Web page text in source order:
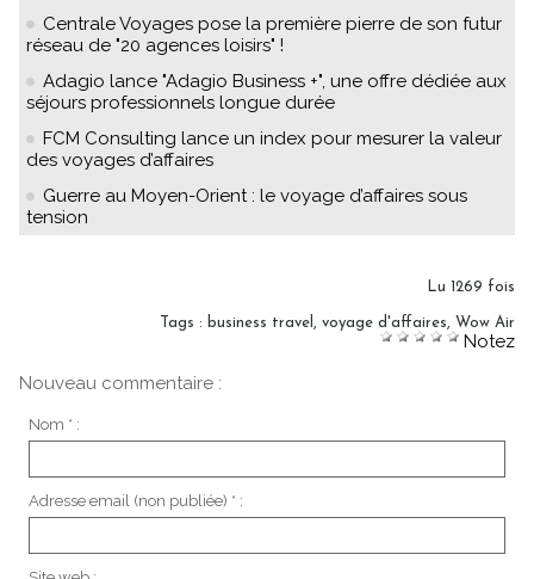
Centrale Voyages pose la première pierre de son futur
réseau de "20 agences loisirs" !
Adagio lance "Adagio Business +", une offre dédiée aux
séjours professionnels longue durée
FCM Consulting lance un index pour mesurer la valeur
des voyages d’affaires
Guerre au Moyen-Orient : le voyage d’affaires sous
tension
Lu 1269 fois
Tags : business travel voyage d'affaires Wow Air
Notez
Nouveau commentaire :
Nom * :
Adresse email (non publiée) * :